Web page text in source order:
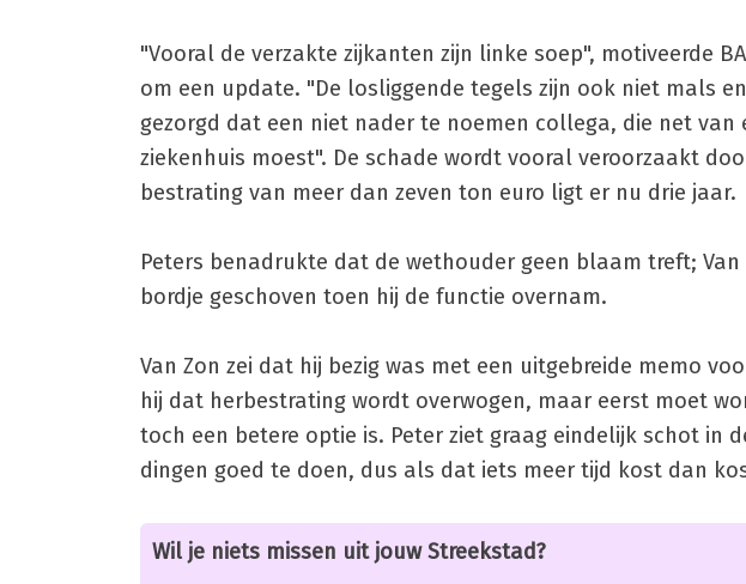
"Vooral de verzakte zijkanten zijn linke soep", motiveerde
om een update. "De losliggende tegels zijn ook niet mals
gezorgd dat een niet nader te noemen collega, die net
ziekenhuis moest". De schade wordt vooral veroorzaakt
bestrating van meer dan zeven ton euro ligt er nu drie jaar.
Peters benadrukte dat de wethouder geen blaam treft;
bordje geschoven toen hij de functie overnam.
Van Zon zei dat hij bezig was met een uitgebreide memo
hij dat herbestrating wordt overwogen, maar eerst moet
toch een betere optie is. Peter ziet graag eindelijk schot in
dingen goed te doen, dus als dat iets meer tijd kost dan
Wil je niets missen uit jouw Streekstad?